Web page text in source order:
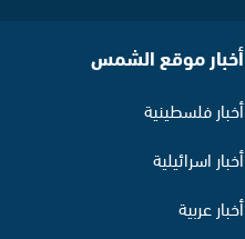
أخبار موقع الشمس
أخبار فلسطينية
أخبار اسرائيلية
أخبار عربية